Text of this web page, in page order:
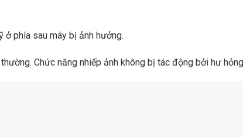
ở phía sau máy bị ảnh hưởng.
Chức năng nhiếp ảnh không bị tác động bởi hư